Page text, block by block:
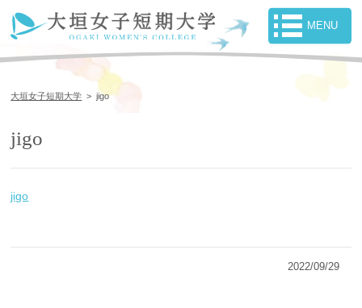
大垣女子短期大学 >jigo
jigo
jigo
2022/09/29